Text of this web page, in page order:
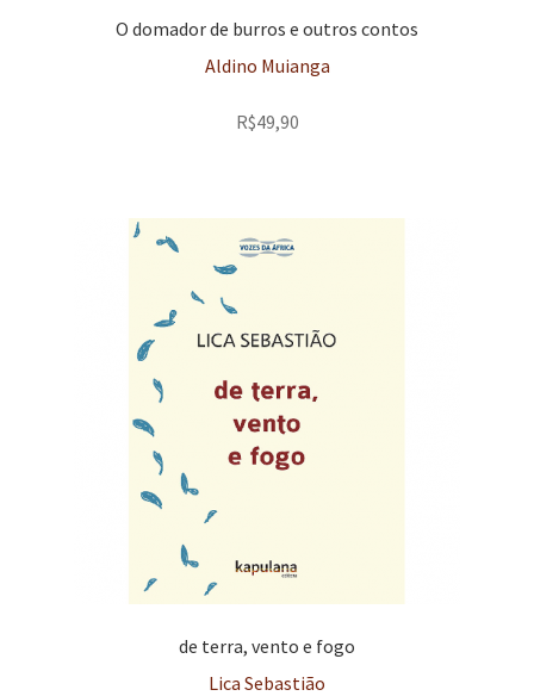
O domador de burros e outros contos
Aldino Muianga
R$49,90
de terra, vento e fogo
Lica Sebastião